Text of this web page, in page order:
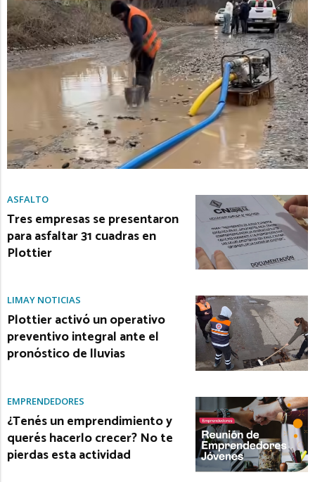
ASFALTO
Tres empresas se presentaron
para asfaltar 31 cuadras en
Plottier
LIMAY NOTICIAS
Plottier activó un operativo
preventivo integral ante el
pronóstico de lluvias
EMPRENDEDORES
¿Tenés un emprendimiento y
querés hacerlo crecer? No te
pierdas esta actividad